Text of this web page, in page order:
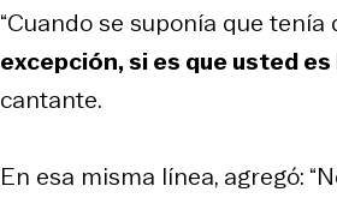
“Cuando se suponía que tenía
excepción, si es que usted
cantante.
En esa misma línea, agregó: